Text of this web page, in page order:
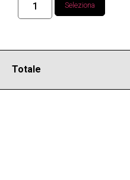
Seleziona
Totale